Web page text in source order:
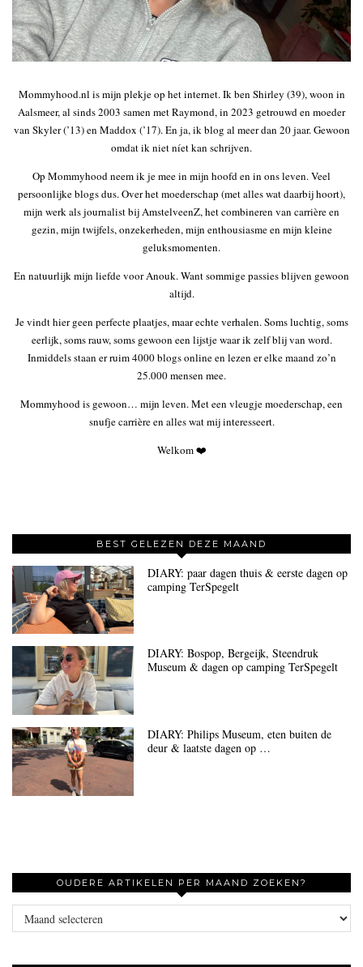
Mommyhood.nl is mijn plekje op het internet. Ik ben Shirley (39), woon in
Aalsmeer, al sinds 2003 samen met Raymond, in 2023 getrouwd en moeder
van Skyler (’13) en Maddox (’17). En ja, ik blog al meer dan 20 jaar. Gewoon
omdat ik niet níet kan schrijven.
Op Mommyhood neem ik je mee in mijn hoofd en in ons leven. Veel
persoonlijke blogs dus. Over het moederschap (met alles wat daarbij hoort),
mijn werk als journalist bij AmstelveenZ, het combineren van carrière en
gezin, mijn twijfels, onzekerheden, mijn enthousiasme en mijn kleine
geluksmomenten.
En natuurlijk mijn liefde voor Anouk. Want sommige passies blijven gewoon
altijd.
Je vindt hier geen perfecte plaatjes, maar echte verhalen. Soms luchtig, soms
eerlijk, soms rauw, soms gewoon een lijstje waar ik zelf blij van word.
Inmiddels staan er ruim 4000 blogs online en lezen er elke maand zo’n
25.000 mensen mee.
Mommyhood is gewoon… mijn leven. Met een vleugje moederschap, een
snufje carrière en alles wat mij interesseert.
Welkom ❤️
BEST GELEZEN DEZE MAAND
DIARY: paar dagen thuis & eerste dagen op
camping TerSpegelt
DIARY: Bospop, Bergeijk, Steendruk
Museum & dagen op camping TerSpegelt
DIARY: Philips Museum, eten buiten de
deur & laatste dagen op …
OUDERE ARTIKELEN PER MAAND ZOEKEN?
Oudere
artikelen